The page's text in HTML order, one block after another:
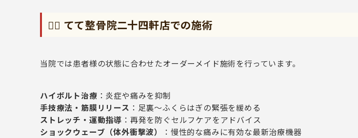
👨‍⚕️ てて整骨院二十四軒店での施術
当院では患者様の状態に合わせたオーダーメイド施術を行っています。
ハイボルト治療 ：炎症や痛みを抑制
手技療法・筋膜リリース ：足裏〜ふくらはぎの緊張を緩める
ストレッチ・運動指導 ：再発を防ぐセルフケアをアドバイス
ショックウェーブ（体外衝撃波）
：慢性的な痛みに有効な最新治療機器